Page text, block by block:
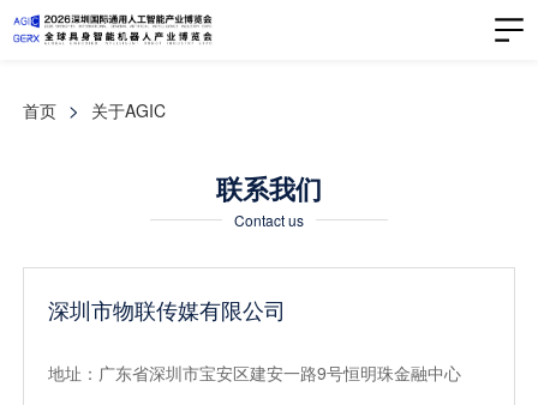
首页 > 关于AGIC
联系我们
Contact us
深圳市物联传媒有限公司
地址：广东省深圳市宝安区建安一路9号恒明珠金融中心